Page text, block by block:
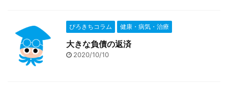
ぴろきちコラム 健康・病気・治療
大きな負債の返済
2020/10/10